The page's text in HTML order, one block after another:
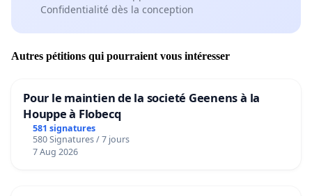
Confidentialité dès la conception
Autres pétitions qui pourraient vous intéresser
Pour le maintien de la societé Geenens à la
Houppe à Flobecq
581 signatures
580 Signatures / 7 jours
7 Aug 2026